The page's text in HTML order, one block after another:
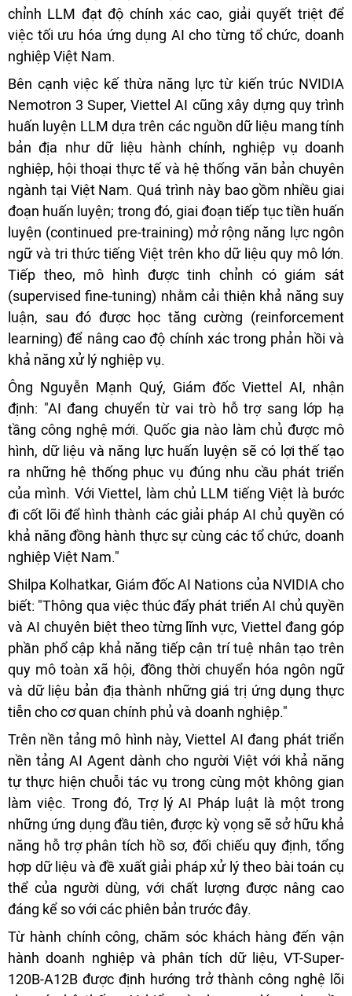
chỉnh LLM đạt độ chính xác cao, giải quyết triệt để
việc tối ưu hóa ứng dụng AI cho từng tổ chức, doanh
nghiệp Việt Nam.
Bên cạnh việc kế thừa năng lực từ kiến trúc NVIDIA
Nemotron 3 Super, Viettel AI cũng xây dựng quy trình
huấn luyện LLM dựa trên các nguồn dữ liệu mang tính
bản địa như dữ liệu hành chính, nghiệp vụ doanh
nghiệp, hội thoại thực tế và hệ thống văn bản chuyên
ngành tại Việt Nam. Quá trình này bao gồm nhiều giai
đoạn huấn luyện; trong đó, giai đoạn tiếp tục tiền huấn
luyện (continued pre-training) mở rộng năng lực ngôn
ngữ và tri thức tiếng Việt trên kho dữ liệu quy mô lớn.
Tiếp theo, mô hình được tinh chỉnh có giám sát
(supervised fine-tuning) nhằm cải thiện khả năng suy
luận, sau đó được học tăng cường (reinforcement
learning) để nâng cao độ chính xác trong phản hồi và
khả năng xử lý nghiệp vụ.
Ông Nguyễn Mạnh Quý, Giám đốc Viettel AI, nhận
định: "AI đang chuyển từ vai trò hỗ trợ sang lớp hạ
tầng công nghệ mới. Quốc gia nào làm chủ được mô
hình, dữ liệu và năng lực huấn luyện sẽ có lợi thế tạo
ra những hệ thống phục vụ đúng nhu cầu phát triển
của mình. Với Viettel, làm chủ LLM tiếng Việt là bước
đi cốt lõi để hình thành các giải pháp AI chủ quyền có
khả năng đồng hành thực sự cùng các tổ chức, doanh
nghiệp Việt Nam."
Shilpa Kolhatkar, Giám đốc AI Nations của NVIDIA cho
biết: "Thông qua việc thúc đẩy phát triển AI chủ quyền
và AI chuyên biệt theo từng lĩnh vực, Viettel đang góp
phần phổ cập khả năng tiếp cận trí tuệ nhân tạo trên
quy mô toàn xã hội, đồng thời chuyển hóa ngôn ngữ
và dữ liệu bản địa thành những giá trị ứng dụng thực
tiễn cho cơ quan chính phủ và doanh nghiệp."
Trên nền tảng mô hình này, Viettel AI đang phát triển
nền tảng AI Agent dành cho người Việt với khả năng
tự thực hiện chuỗi tác vụ trong cùng một không gian
làm việc. Trong đó, Trợ lý AI Pháp luật là một trong
những ứng dụng đầu tiên, được kỳ vọng sẽ sở hữu khả
năng hỗ trợ phân tích hồ sơ, đối chiếu quy định, tổng
hợp dữ liệu và đề xuất giải pháp xử lý theo bài toán cụ
thể của người dùng, với chất lượng được nâng cao
đáng kể so với các phiên bản trước đây.
Từ hành chính công, chăm sóc khách hàng đến vận
hành doanh nghiệp và phân tích dữ liệu, VT-Super-
120B-A12B được định hướng trở thành công nghệ lõi